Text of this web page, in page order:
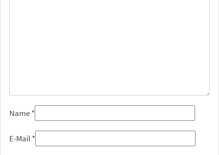
Name*
E-Mail*